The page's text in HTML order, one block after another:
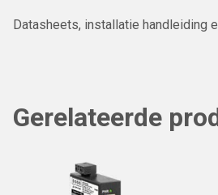
Datasheets, installatie handleiding
Gerelateerde